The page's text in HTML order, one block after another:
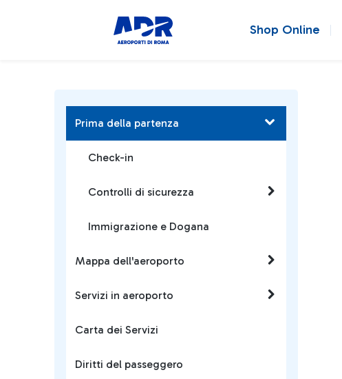
Shop Online
Prima della partenza
Check-in
Controlli di sicurezza
Immigrazione e Dogana
Mappa dell'aeroporto
Servizi in aeroporto
Carta dei Servizi
Diritti del passeggero